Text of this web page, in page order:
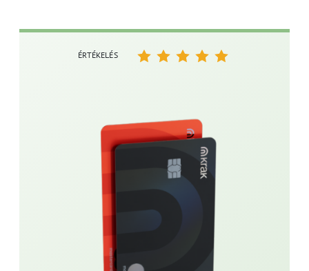
ÉRTÉKELÉS